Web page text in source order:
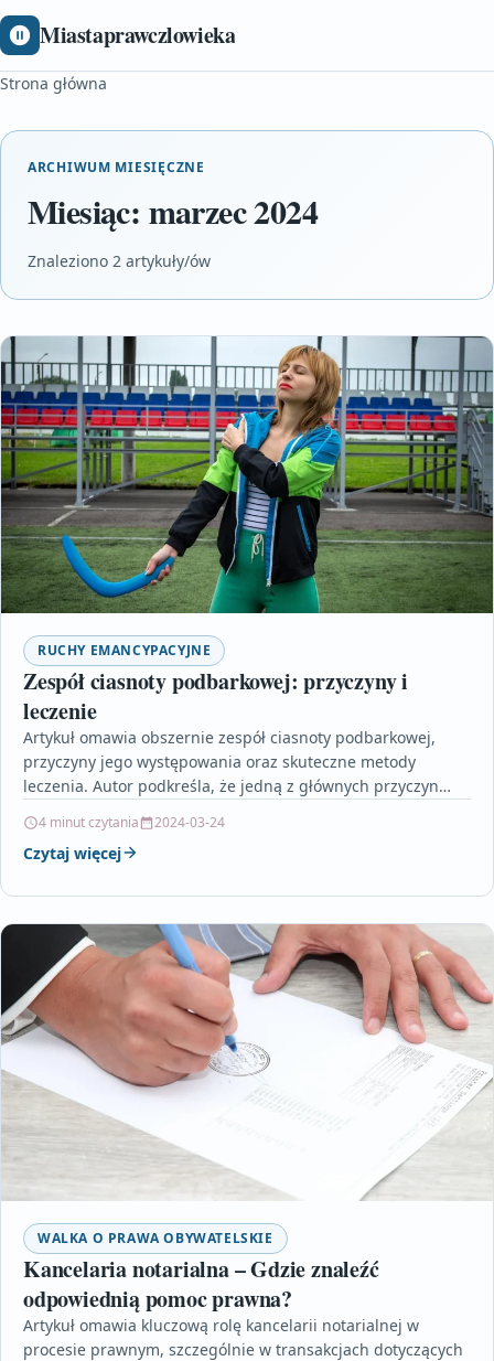
Miastaprawczlowieka
Strona główna
ARCHIWUM MIESIĘCZNE
Miesiąc: marzec 2024
Znaleziono 2 artykuły/ów
RUCHY EMANCYPACYJNE
Zespół ciasnoty podbarkowej: przyczyny i
leczenie
Artykuł omawia obszernie zespół ciasnoty podbarkowej,
przyczyny jego występowania oraz skuteczne metody
leczenia. Autor podkreśla, że jedną z głównych przyczyn
4 minut czytania 2024-03-24
Czytaj więcej
WALKA O PRAWA OBYWATELSKIE
Kancelaria notarialna – Gdzie znaleźć
odpowiednią pomoc prawna?
Artykuł omawia kluczową rolę kancelarii notarialnej w
procesie prawnym, szczególnie w transakcjach dotyczących